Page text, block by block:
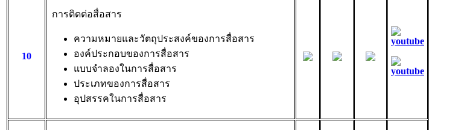
10
การติดต่อสื่อสาร
ความหมายและวัตถุประสงค์ของการสื่อสาร
องค์ประกอบของการสื่อสาร
แบบจำลองในการสื่อสาร
ประเภทของการสื่อสาร
อุปสรรคในการสื่อสาร